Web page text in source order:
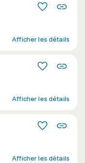
Afficher les détails
Afficher les détails
Afficher les détails